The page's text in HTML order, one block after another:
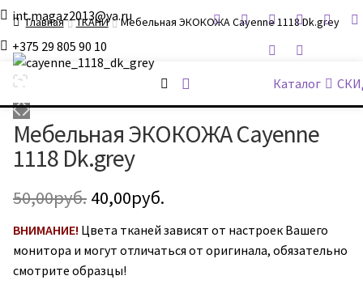
int.magaz2013@ya.ru
+375 29 805 90 10
ДримБэг.бай Каталог
Главная ТКАНИ Мебельная ЭКОКОЖА Cayenne 1118 Dk.grey
Мебельная ЭКОКОЖА Cayenne
1118 Dk.grey
50,00руб. Первоначальная
цена
составляла
50,00руб..
40,00руб.
цена:
40,00руб..
ВНИМАНИЕ! Цвета тканей зависят от настроек Вашего
монитора и могут отличаться от оригинала, обязательно
смотрите образцы!